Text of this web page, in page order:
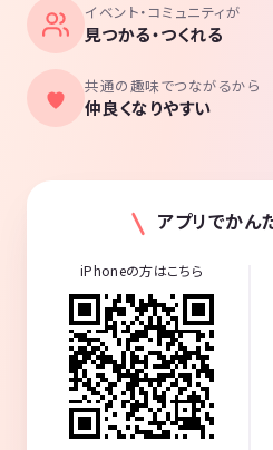
イベント・コミュニティが
見つかる・つくれる
共通の趣味でつながるから
仲良くなりやすい
アプリでかん
iPhoneの方はこちら